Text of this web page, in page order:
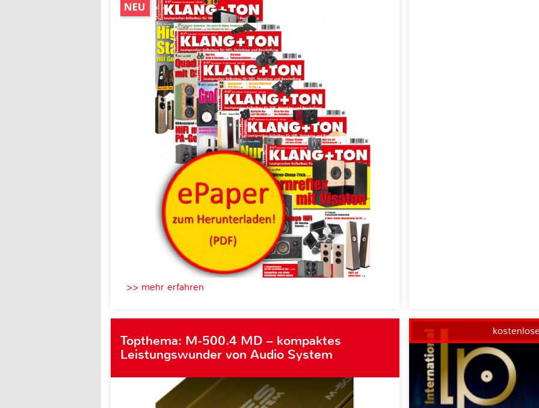
>> mehr erfahren
Topthema: M-500.4 MD – kompaktes
Leistungswunder von Audio System